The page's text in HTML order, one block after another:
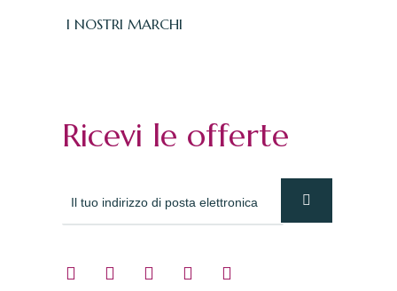
I NOSTRI MARCHI
Ricevi le offerte